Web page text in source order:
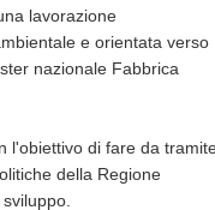
lavorazione
e orientata verso
nazionale Fabbrica
l'obiettivo di fare da
della Regione